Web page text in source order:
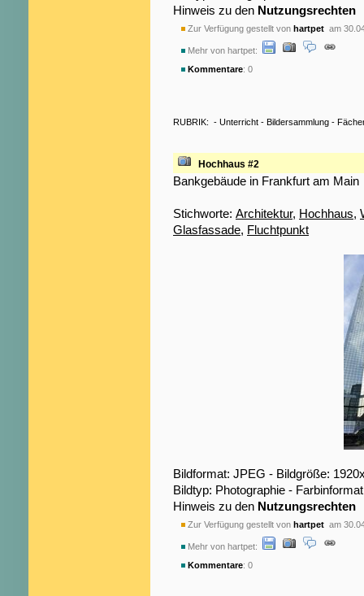
Hinweis zu den Nutzungsrechten
Zur Verfügung gestellt von hartpet am
Mehr von hartpet:
Kommentare: 0
RUBRIK: - Unterricht - Bildersammlung -
Hochhaus #2
Bankgebäude in Frankfurt am Main
Stichworte: Architektur, Hochhaus,
Glasfassade, Fluchtpunkt
Bildformat: JPEG - Bildgröße:
Bildtyp: Photographie -
Hinweis zu den Nutzungsrechten
Zur Verfügung gestellt von hartpet am
Mehr von hartpet:
Kommentare: 0